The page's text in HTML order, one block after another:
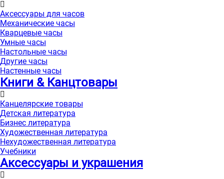
Аксессуары для часов
Механические часы
Кварцевые часы
Умные часы
Настольные часы
Другие часы
Настенные часы
Книги & Канцтовары
Канцелярские товары
Детская литература
Бизнес литература
Художественная литература
Нехудожественная литература
Учебники
Аксессуары и украшения